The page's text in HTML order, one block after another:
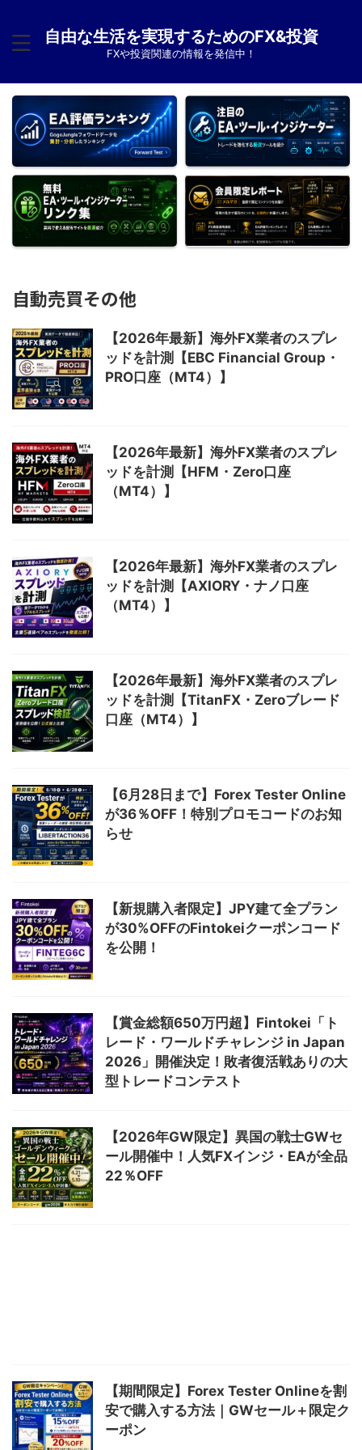
自由な生活を実現するためのFX&投資
FXや投資関連の情報を発信中！
自動売買その他
【2026年最新】海外FX業者のスプレ
ッドを計測【EBC Financial Group・
PRO口座（MT4）】
【2026年最新】海外FX業者のスプレ
ッドを計測【HFM・Zero口座
（MT4）】
【2026年最新】海外FX業者のスプレ
ッドを計測【AXIORY・ナノ口座
（MT4）】
【2026年最新】海外FX業者のスプレ
ッドを計測【TitanFX・Zeroブレード
口座（MT4）】
【6月28日まで】Forex Tester Online
が36％OFF！特別プロモコードのお知
らせ
【新規購入者限定】JPY建て全プラン
が30%OFFのFintokeiクーポンコード
を公開！
【賞金総額650万円超】Fintokei「ト
レード・ワールドチャレンジ in Japan
2026」開催決定！敗者復活戦ありの大
型トレードコンテスト
【2026年GW限定】異国の戦士GWセ
ール開催中！人気FXインジ・EAが全品
22％OFF
【期間限定】Forex Tester Onlineを割
安で購入する方法｜GWセール＋限定ク
ーポン